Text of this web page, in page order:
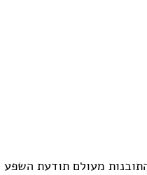
מעולם תודעת השפע